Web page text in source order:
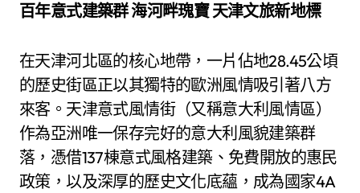
百年意式建築群 海河畔瑰寶 天津文旅新地標
在天津河北區的核心地帶，一片佔地28.45公頃
的歷史街區正以其獨特的歐洲風情吸引著八方
來客。天津意式風情街（又稱意大利風情區）
作為亞洲唯一保存完好的意大利風貌建築群
落，憑借137棟意式風格建築、免費開放的惠民
政策，以及深厚的歷史文化底蘊，成為國家4A